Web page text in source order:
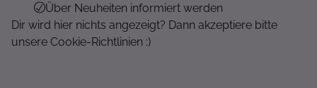
Über Neuheiten informiert werden
Dir wird hier nichts angezeigt? Dann akzeptiere bitte
unsere Cookie-Richtlinien :)